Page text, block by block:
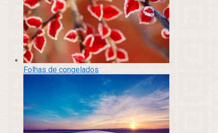
Folhas de congelados